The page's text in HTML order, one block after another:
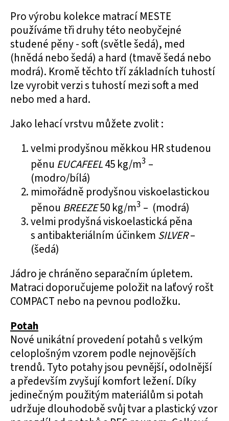
Pro výrobu kolekce matrací MESTE
používáme tři druhy této neobyčejné
studené pěny - soft (světle šedá), med
(hnědá nebo šedá) a hard (tmavě šedá nebo
modrá). Kromě těchto tří základních tuhostí
lze vyrobit verzi s tuhostí mezi soft a med
nebo med a hard.
Jako lehací vrstvu můžete zvolit :
velmi prodyšnou měkkou HR studenou
pěnu EUCAFEEL45 kg/m3 –
(modro/bílá)
mimořádně prodyšnou viskoelastickou
pěnou BREEZE50 kg/m3 – (modrá)
velmi prodyšnáviskoelastická pěna
s antibakteriálním účinkem SILVER–
(šedá)
Jádro je chráněno separačním úpletem.
Matraci doporučujeme položit na laťový rošt
COMPACT nebo na pevnou podložku.
Potah
Nové unikátní provedení potahů s velkým
celoplošným vzorem podle nejnovějších
trendů. Tyto potahy jsou pevnější, odolnější
a především zvyšují komfort ležení. Díky
jedinečným použitým materiálům si potah
udržuje dlouhodobě svůj tvar a plastický vzor